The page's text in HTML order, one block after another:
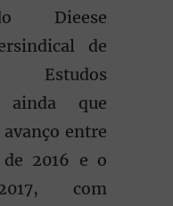
Dieese
de
ainda que
entre
2016 e o
com